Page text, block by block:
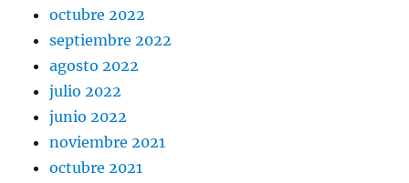
octubre 2022
septiembre 2022
agosto 2022
julio 2022
junio 2022
noviembre 2021
octubre 2021